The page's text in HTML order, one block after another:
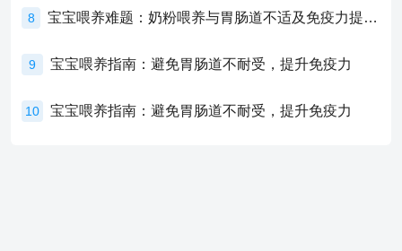
8 宝宝喂养难题：奶粉喂养与胃肠道不适及免疫力提升的奥秘
9 宝宝喂养指南：避免胃肠道不耐受，提升免疫力
10 宝宝喂养指南：避免胃肠道不耐受，提升免疫力